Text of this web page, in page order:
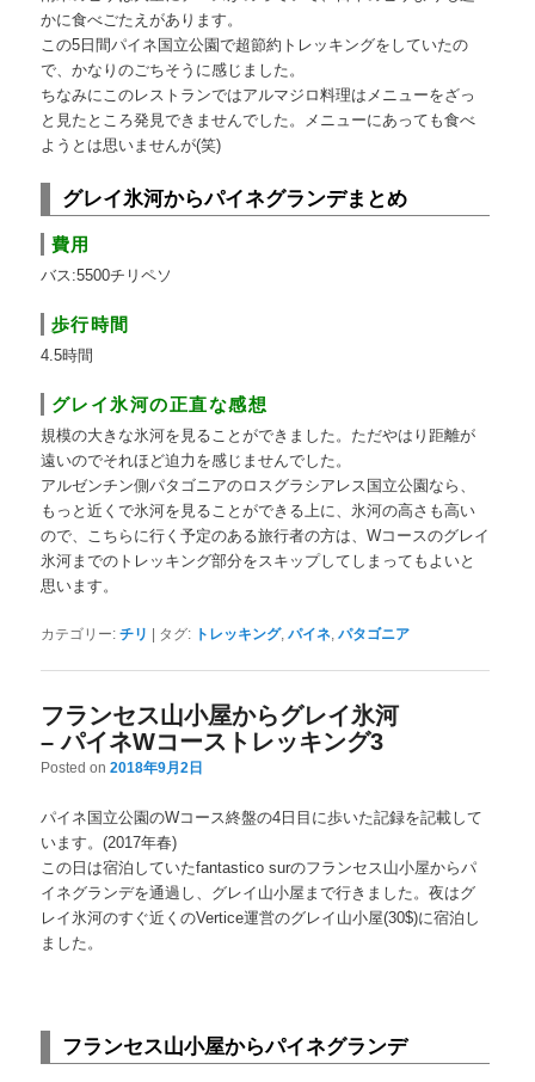
かに食べごたえがあります。
この5日間パイネ国立公園で超節約トレッキングをしていたの
で、かなりのごちそうに感じました。
ちなみにこのレストランではアルマジロ料理はメニューをざっ
と見たところ発見できませんでした。メニューにあっても食べ
ようとは思いませんが(笑)
グレイ氷河からパイネグランデまとめ
費用
バス:5500チリペソ
歩行時間
4.5時間
グレイ氷河の正直な感想
規模の大きな氷河を見ることができました。ただやはり距離が
遠いのでそれほど迫力を感じませんでした。
アルゼンチン側パタゴニアのロスグラシアレス国立公園なら、
もっと近くで氷河を見ることができる上に、氷河の高さも高い
ので、こちらに行く予定のある旅行者の方は、Wコースのグレイ
氷河までのトレッキング部分をスキップしてしまってもよいと
思います。
カテゴリー: チリ タグ: トレッキング, パイネ, パタゴニア
フランセス山小屋からグレイ氷河
– パイネWコーストレッキング3
Posted on 2018年9月2日
パイネ国立公園のWコース終盤の4日目に歩いた記録を記載して
います。(2017年春)
この日は宿泊していたfantastico surのフランセス山小屋からパ
イネグランデを通過し、グレイ山小屋まで行きました。夜はグ
レイ氷河のすぐ近くのVertice運営のグレイ山小屋(30$)に宿泊し
ました。
フランセス山小屋からパイネグランデ